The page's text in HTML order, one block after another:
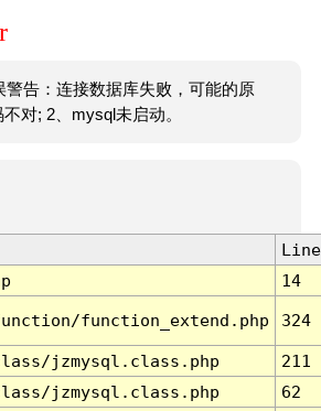
警告：连接数据库失败，可能的原
对; 2、mysql未启动。
Line
14
function_extend.php 324
jzmysql.class.php
211
jzmysql.class.php
62